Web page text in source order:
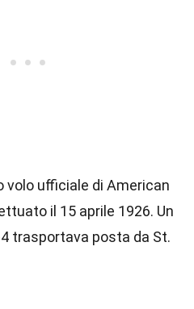
volo ufficiale di American
il 15 aprile 1926. Un
trasportava posta da St.